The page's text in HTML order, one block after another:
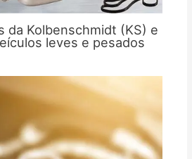
da Kolbenschmidt (KS) e
leves e pesados